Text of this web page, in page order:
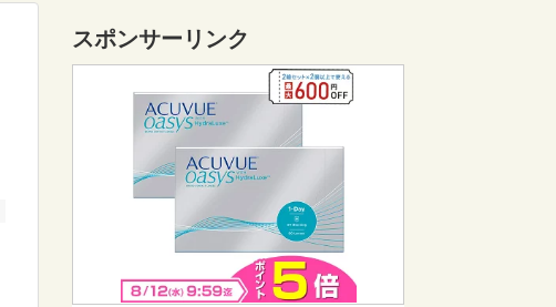
スポンサーリンク